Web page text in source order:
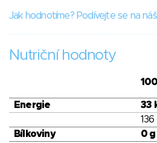
Jak hodnotíme? Podívejte se na
Nutriční hodnoty
Energie 33
136
Bílkoviny
0 g